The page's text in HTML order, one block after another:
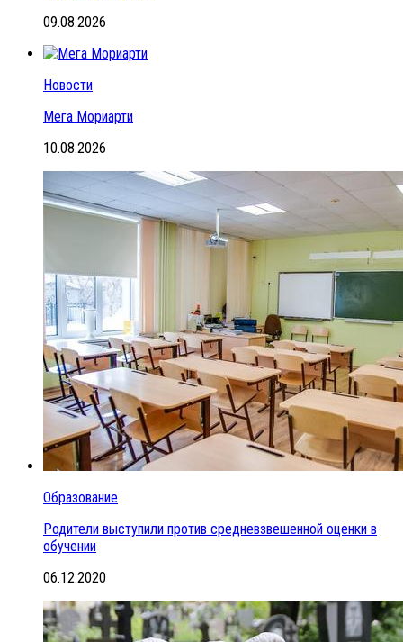
09.08.2026
Новости
Мега Мориарти
10.08.2026
Образование
Родители выступили против средневзвешенной оценки в
обучении
06.12.2020